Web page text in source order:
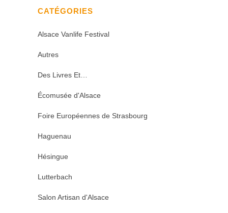
CATÉGORIES
Alsace Vanlife Festival
Autres
Des Livres Et…
Écomusée d'Alsace
Foire Européennes de Strasbourg
Haguenau
Hésingue
Lutterbach
Salon Artisan d'Alsace